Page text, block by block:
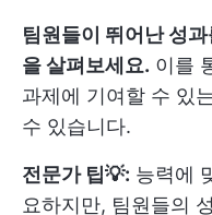
팀원들이 뛰어난 성
을 살펴보세요. 이를
과제에 기여할 수 있
수 있습니다.
전문가 팁💡: 능력에
요하지만, 팀원들의